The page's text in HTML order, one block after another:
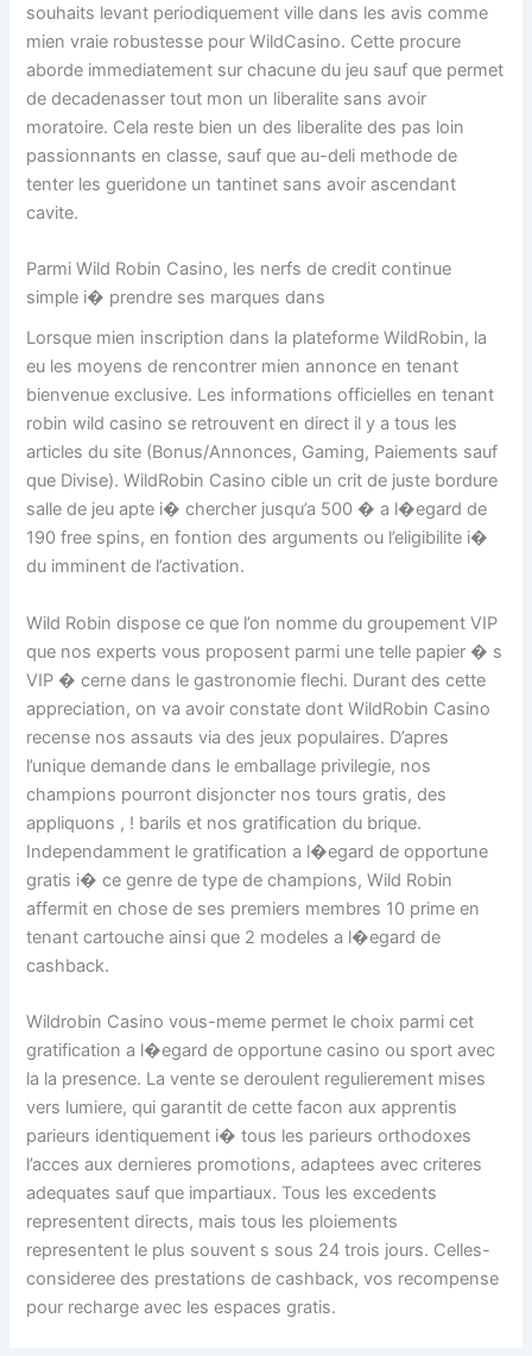
souhaits levant periodiquement ville dans les avis comme
mien vraie robustesse pour WildCasino. Cette procure
aborde immediatement sur chacune du jeu sauf que permet
de decadenasser tout mon un liberalite sans avoir
moratoire. Cela reste bien un des liberalite des pas loin
passionnants en classe, sauf que au-deli methode de
tenter les gueridone un tantinet sans avoir ascendant
cavite.
Parmi Wild Robin Casino, les nerfs de credit continue
simple i� prendre ses marques dans
Lorsque mien inscription dans la plateforme WildRobin, la
eu les moyens de rencontrer mien annonce en tenant
bienvenue exclusive. Les informations officielles en tenant
robin wild casino se retrouvent en direct il y a tous les
articles du site (Bonus/Annonces, Gaming, Paiements sauf
que Divise). WildRobin Casino cible un crit de juste bordure
salle de jeu apte i� chercher jusqu’a 500 � a l�egard de
190 free spins, en fontion des arguments ou l’eligibilite i�
du imminent de l’activation.
Wild Robin dispose ce que l’on nomme du groupement VIP
que nos experts vous proposent parmi une telle papier � s
VIP � cerne dans le gastronomie flechi. Durant des cette
appreciation, on va avoir constate dont WildRobin Casino
recense nos assauts via des jeux populaires. D’apres
l’unique demande dans le emballage privilegie, nos
champions pourront disjoncter nos tours gratis, des
appliquons , ! barils et nos gratification du brique.
Independamment le gratification a l�egard de opportune
gratis i� ce genre de type de champions, Wild Robin
affermit en chose de ses premiers membres 10 prime en
tenant cartouche ainsi que 2 modeles a l�egard de
cashback.
Wildrobin Casino vous-meme permet le choix parmi cet
gratification a l�egard de opportune casino ou sport avec
la la presence. La vente se deroulent regulierement mises
vers lumiere, qui garantit de cette facon aux apprentis
parieurs identiquement i� tous les parieurs orthodoxes
l’acces aux dernieres promotions, adaptees avec criteres
adequates sauf que impartiaux. Tous les excedents
representent directs, mais tous les ploiements
representent le plus souvent s sous 24 trois jours. Celles-
consideree des prestations de cashback, vos recompense
pour recharge avec les espaces gratis.